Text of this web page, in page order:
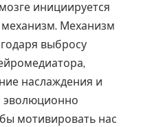
инициируется
Механизм
выбросу
наслаждения и
эволюционно
мотивировать нас